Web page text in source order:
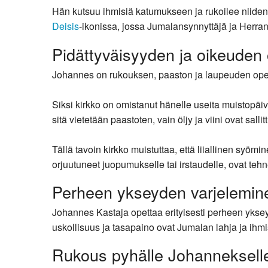
Hän kutsuu ihmisiä katumukseen ja rukoilee
Deisis-ikonissa, jossa Jumalansynnyttäjä ja
Pidättyväisyyden ja
Johannes on rukouksen, paaston ja laupeuden
Siksi kirkko on omistanut hänelle useita
sitä vietetään paastoten, vain öljy ja viini ovat
Tällä tavoin kirkko muistuttaa, että liiallinen
orjuutuneet juopumukselle tai irstaudelle, ovat
Perheen ykseyden
Johannes Kastaja opettaa erityisesti perheen
uskollisuus ja tasapaino ovat Jumalan lahja ja
Rukous pyhälle